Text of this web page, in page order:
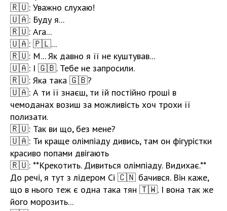
🇷🇺: Уважно слухаю!
🇺🇦: Буду я...
🇷🇺: Ага...
🇺🇦: 🇵🇱...
🇷🇺: М... Як давно я її не куштував...
🇺🇦: І 🇬🇧. Тебе не запросили.
🇷🇺: Яка така 🇬🇧?
🇺🇦: А ти її знаєш, ти їй постійно гроші в
чемоданах возиш за можливість хоч трохи її
полизати.
🇷🇺: Так ви що, без мене?
🇺🇦: Ти краще олімпіаду дивись, там он фігурістки
красиво попами двігають
🇷🇺: **Крекотить. Дивиться олімпіаду. Видихає.**
До речі, я тут з лідером Сі 🇨🇳 бачився. Він каже,
що в нього теж є одна така тян 🇹🇼. І вона так же
його морозить...